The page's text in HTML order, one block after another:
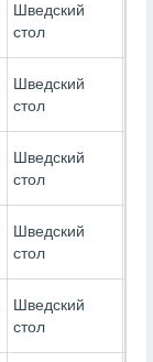
Шведский
стол
Шведский
стол
Шведский
стол
Шведский
стол
Шведский
стол